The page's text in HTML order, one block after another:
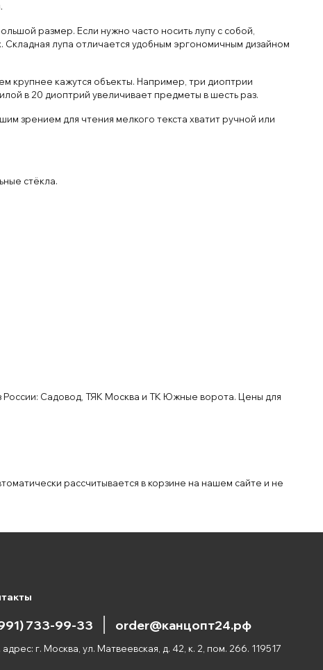
размер. Если нужно часто носить лупу с собой,
лупа отличается удобным эргономичным дизайном
крупнее кажутся объекты. Например, три диоптрии
в 20 диоптрий увеличивает предметы в шесть раз.
зрением для чтения мелкого текста хватит ручной или
стёкла.
Садовод, ТЯК Москва и ТК Южные ворота. Цены для
рассчитывается в корзине на нашем сайте и не
733-99-33 order@канцопт24.рф
г. Москва, ул. Матвеевская, д. 42, к. 2, пом. 266. 119517